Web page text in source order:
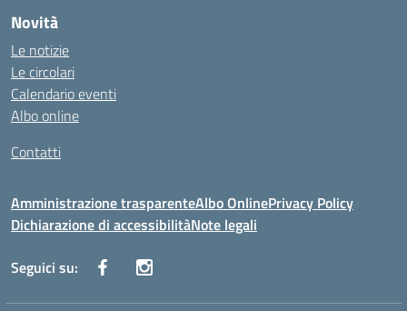
Novità
Le notizie
Le circolari
Calendario eventi
Albo online
Contatti
Amministrazione trasparenteAlbo OnlinePrivacy Policy
Dichiarazione di accessibilitàNote legali
Seguici su: